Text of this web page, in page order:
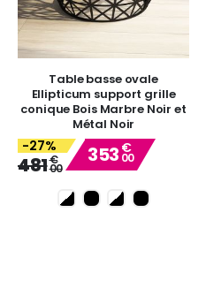
Table basse ovale
Ellipticum support grille
conique Bois Marbre Noir et
Métal Noir
-27%
481€
00
Special
Price
353 €
00